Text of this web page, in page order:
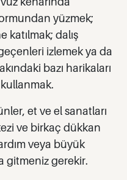
yüzmek;
katılmak; dalış
izlemek ya da
bazı harikaları
et ve el sanatları
ve birkaç dükkan
veya büyük
gitmeniz gerekir.